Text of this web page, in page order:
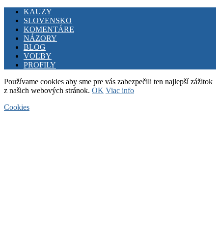
Facebook
Twitter
YoutubeKAUZY
SLOVENSKO
KOMENTÁRE
NÁZORY
BLOG
VOĽBY
PROFILY
Používame cookies aby sme pre vás zabezpečili ten najlepší zážitok
z našich webových stránok. OK Viac info
Cookies